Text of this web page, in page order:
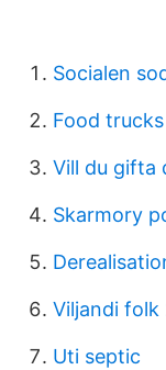
Socialen
Food
Vill du gifta
Skarmory
Viljandi folk
Uti septic